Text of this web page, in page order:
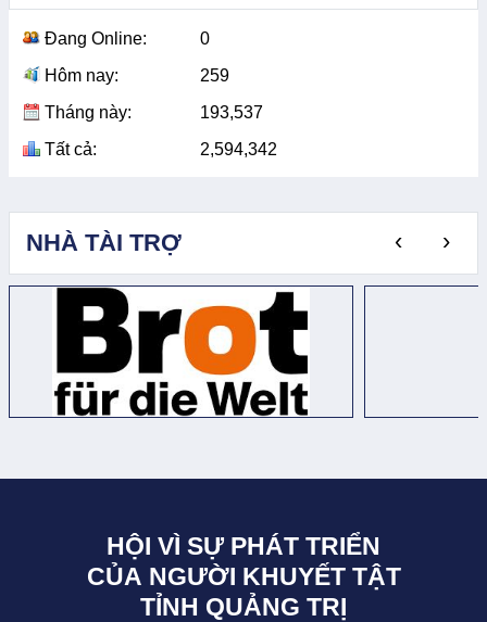
Đang Online:
0
Hôm nay:
259
Tháng này:
193,537
Tất cả:
2,594,342
NHÀ TÀI TRỢ ‹ ›
HỘI VÌ SỰ PHÁT TRIỂN
CỦA NGƯỜI KHUYẾT TẬT
TỈNH QUẢNG TRỊ